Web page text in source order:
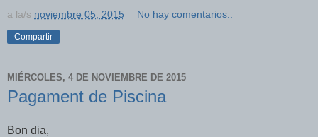
a la/s noviembre 05, 2015 No hay comentarios.:
Compartir
MIÉRCOLES, 4 DE NOVIEMBRE DE 2015
Pagament de Piscina
Bon dia,